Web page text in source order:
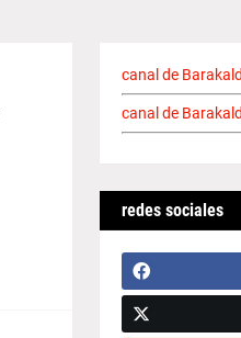
canal de
canal de
redes sociales